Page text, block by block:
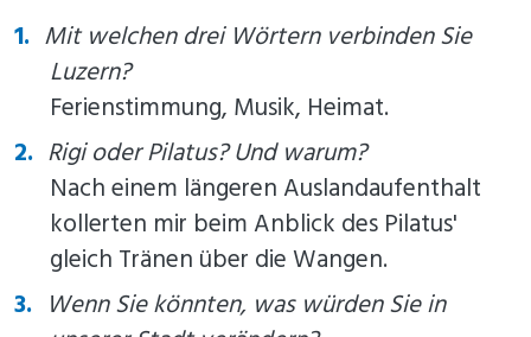
Mit welchen drei Wörtern verbinden Sie
Luzern?
Ferienstimmung, Musik, Heimat.
Rigi oder Pilatus? Und warum?
Nach einem längeren Auslandaufenthalt
kollerten mir beim Anblick des Pilatus'
gleich Tränen über die Wangen.
Wenn Sie könnten, was würden Sie in